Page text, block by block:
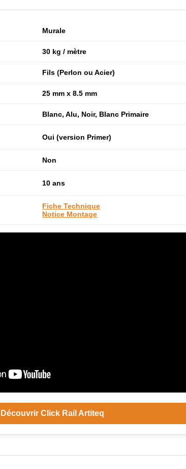
Murale
30 kg / mètre
Fils (Perlon ou Acier)
25 mm x 8.5 mm
Blanc, Alu, Noir, Blanc Primaire
Oui (version Primer)
Non
10 ans
Fiche Technique
Notice Montage
Découvrir Click Rail Artiteq